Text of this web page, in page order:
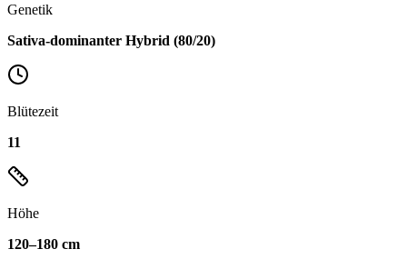
Genetik
Sativa-dominanter Hybrid (80/20)
Blütezeit
11
Höhe
120–180 cm